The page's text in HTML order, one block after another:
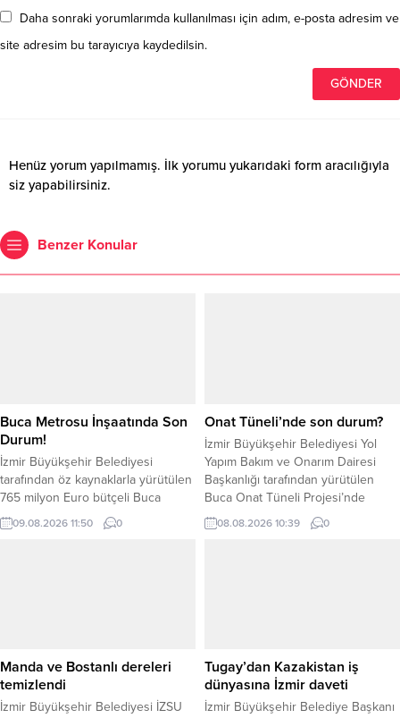
Daha sonraki yorumlarımda kullanılması için adım, e-posta adresim ve
site adresim bu tarayıcıya kaydedilsin.
Henüz yorum yapılmamış. İlk yorumu yukarıdaki form aracılığıyla
siz yapabilirsiniz.
Benzer Konular
Buca Metrosu İnşaatında Son
Durum!
İzmir Büyükşehir Belediyesi
tarafından öz kaynaklarla yürütülen
765 milyon Euro bütçeli Buca
Metrosu projesinde tünel açma ve
istasyon yapım çalışmaları devam
kadar yaklaşık 22 kilometrelik kazı
çalışması geride...
09.08.2026 11:50 0
Onat Tüneli’nde son durum?
İzmir Büyükşehir Belediyesi Yol
Yapım Bakım ve Onarım Dairesi
Başkanlığı tarafından yürütülen
Buca Onat Tüneli Projesi’nde
çalışmalar sürüyor. Konak Tüneli ile
otogar viyadükleri arasında transit
ağustos...
08.08.2026 10:39 0
Manda ve Bostanlı dereleri
temizlendi
İzmir Büyükşehir Belediyesi İZSU
Tugay’dan Kazakistan iş
dünyasına İzmir daveti
İzmir Büyükşehir Belediye Başkanı